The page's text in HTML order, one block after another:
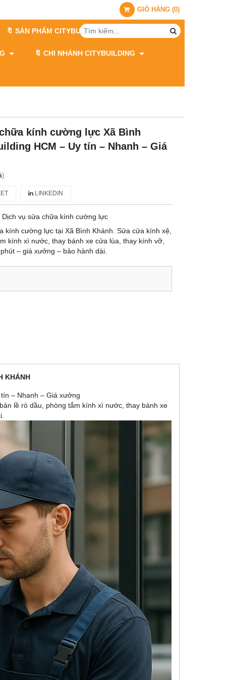
GIỎ HÀNG (0)
🔖 SẢN PHẨM CITYBUILDING
🔖 CHI NHÁNH CITYBUILDING
kính cường lực Xã Bình
HCM – Uy tín – Nhanh – Giá
)
LINKEDIN
Dịch vụ sửa chữa kính cường lực
kính cường lực tại Xã Bình Khánh. Sửa cửa kính xệ,
kính xì nước, thay bánh xe cửa lùa, thay kính vỡ,
– giá xưởng – bảo hành dài.
KHÁNH
– Nhanh – Giá xưởng
lề rò dầu, phòng tắm kính xì nước, thay bánh xe